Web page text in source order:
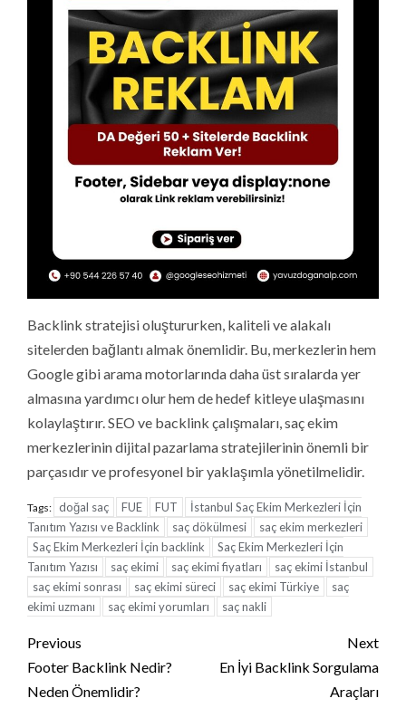
Backlink stratejisi oluştururken, kaliteli ve alakalı
sitelerden bağlantı almak önemlidir. Bu, merkezlerin hem
Google gibi arama motorlarında daha üst sıralarda yer
almasına yardımcı olur hem de hedef kitleye ulaşmasını
kolaylaştırır. SEO ve backlink çalışmaları, saç ekim
merkezlerinin dijital pazarlama stratejilerinin önemli bir
parçasıdır ve profesyonel bir yaklaşımla yönetilmelidir.
Tags: doğal saç FUE FUT
İstanbul Saç Ekim Merkezleri İçin
Tanıtım Yazısı ve Backlink
saç dökülmesi
saç ekim merkezleri
Saç Ekim Merkezleri İçin backlink
Saç Ekim Merkezleri İçin
Tanıtım Yazısı
saç ekimi saç ekimi fiyatları
saç ekimi İstanbul
saç ekimi sonrası
saç ekimi süreci saç ekimi Türkiye
saç
ekimi uzmanı
saç ekimi yorumları saç nakli
Continue
Reading
Previous
Footer Backlink Nedir?
Neden Önemlidir?
Next
En İyi Backlink Sorgulama
Araçları